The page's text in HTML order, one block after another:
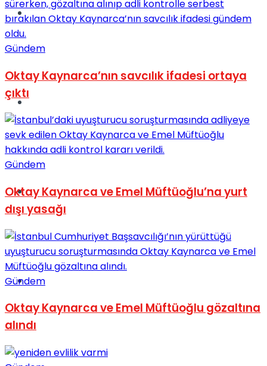
Türkiye
Müzik
Sinema
Tatil
No Result
View All Result
Gündem
Oktay Kaynarca’nın savcılık ifadesi ortaya
çıktı
Gündem
Oktay Kaynarca ve Emel Müftüoğlu’na yurt
dışı yasağı
Gündem
Oktay Kaynarca ve Emel Müftüoğlu gözaltına
alındı